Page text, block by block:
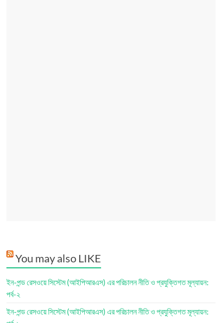
You may also LIKE
ইন-পন্ড রেসওয়ে সিস্টেম (আইপিআরএস) এর পরিচালন নীতি ও প্রযুক্তিগত মূল্যায়ন:
পর্ব-২
ইন-পন্ড রেসওয়ে সিস্টেম (আইপিআরএস) এর পরিচালন নীতি ও প্রযুক্তিগত মূল্যায়ন: